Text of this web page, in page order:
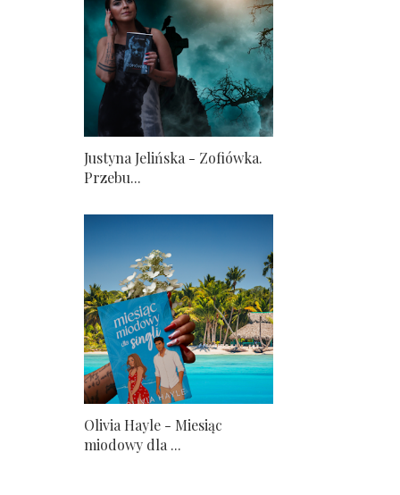
Justyna Jelińska - Zofiówka.
Przebu...
Olivia Hayle - Miesiąc
miodowy dla ...